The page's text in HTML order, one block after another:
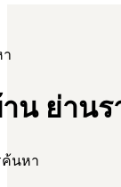
น ย่าน
นหา